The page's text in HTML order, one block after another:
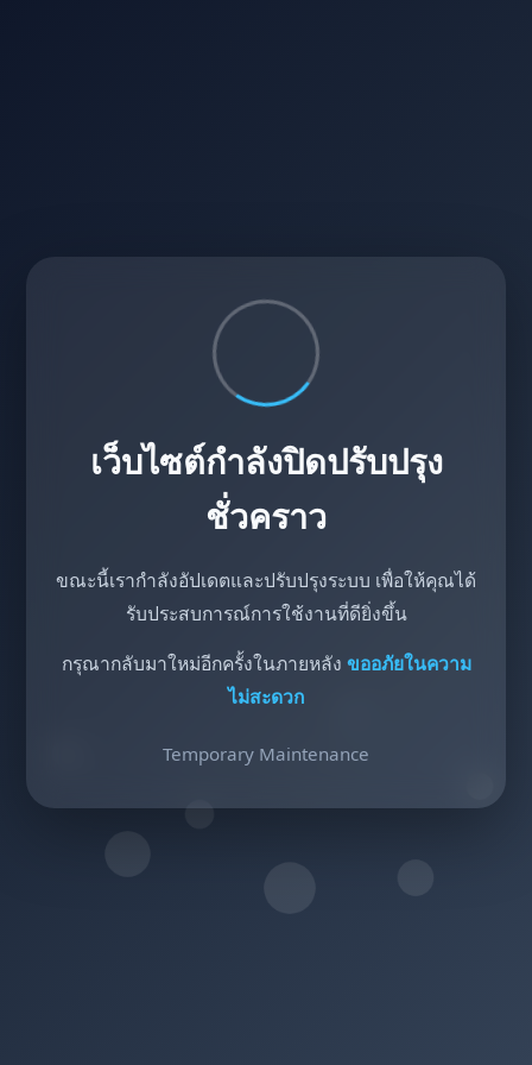
เว็บไซต์กำลังปิดปรับปรุง
ชั่วคราว
ขณะนี้เรากำลังอัปเดตและปรับปรุงระบบ เพื่อให้คุณได้
รับประสบการณ์การใช้งานที่ดียิ่งขึ้น
กรุณากลับมาใหม่อีกครั้งในภายหลัง ขออภัยในความ
ไม่สะดวก
Temporary Maintenance